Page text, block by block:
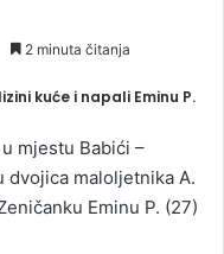
2 minuta čitanja
kuće i napali Eminu P.
mjestu Babići –
dvojica maloljetnika A.
Eminu P. (27)